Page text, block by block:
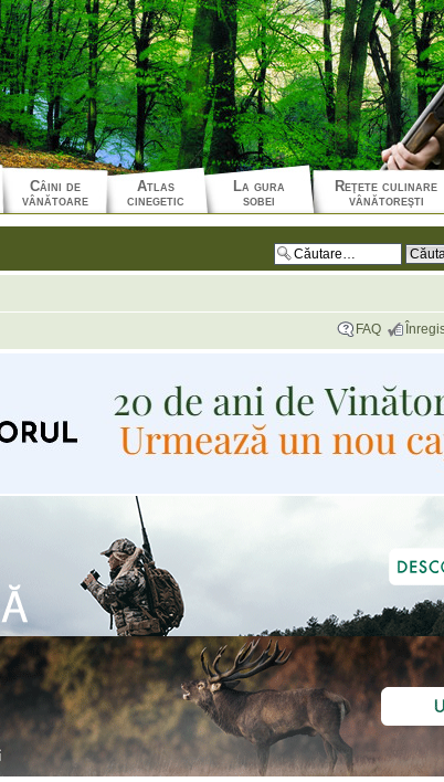
Câini de
vânătoare
Atlas
cinegetic
La gura
sobei
Reţete culinare
vânătoreşti
FAQ